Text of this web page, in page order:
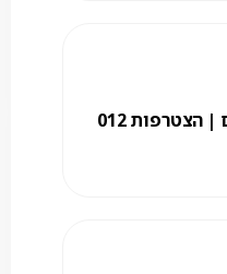
012 מובייל חבילות ומבצעים | הצטרפות 012